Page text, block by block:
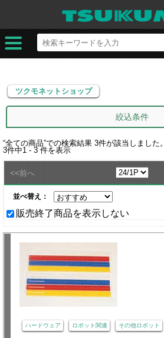
ツクモネットショップ
ツクモネットショップ
絞込条件
“全ての商品”での検索結果 3件が該当しました。
3件中1 - 3 件を表示
<<前へ
並べ替え：
販売終了商品を表示しない
ハードウェア ロボット関連 その他ロボット